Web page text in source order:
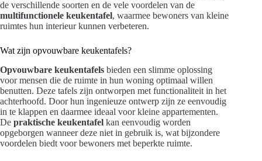
de verschillende soorten en de vele voordelen van de
multifunctionele keukentafel, waarmee bewoners van kleine
ruimtes hun interieur kunnen verbeteren.
Wat zijn opvouwbare keukentafels?
Opvouwbare keukentafels bieden een slimme oplossing
voor mensen die de ruimte in hun woning optimaal willen
benutten. Deze tafels zijn ontworpen met functionaliteit in het
achterhoofd. Door hun ingenieuze ontwerp zijn ze eenvoudig
in te klappen en daarmee ideaal voor kleine appartementen.
De praktische keukentafel kan eenvoudig worden
opgeborgen wanneer deze niet in gebruik is, wat bijzondere
voordelen biedt voor bewoners met beperkte ruimte.